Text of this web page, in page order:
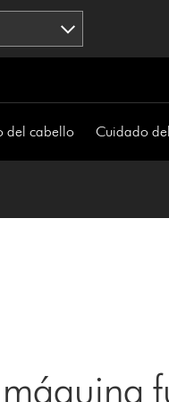
del cabello Cuidado